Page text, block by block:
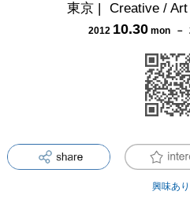
東京 | Creative /
2012 10.30 mon －
興味あ